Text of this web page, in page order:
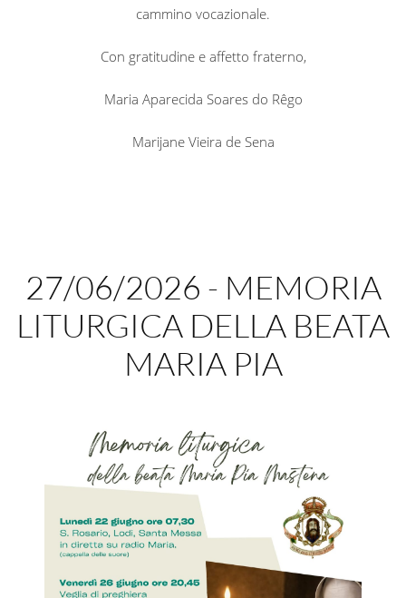
cammino vocazionale.
Con gratitudine e affetto fraterno,
Maria Aparecida Soares do Rêgo
Marijane Vieira de Sena
27/06/2026 - MEMORIA
LITURGICA DELLA BEATA
MARIA PIA